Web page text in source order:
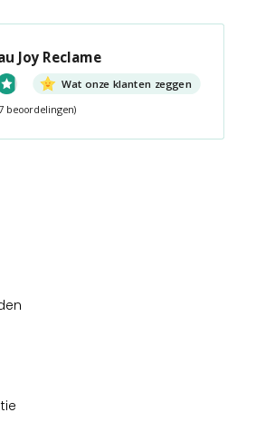
Joy Reclame
Wat onze klanten zeggen
beoordelingen)